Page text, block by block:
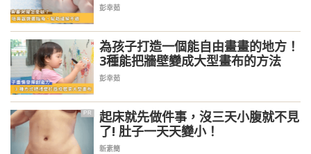
彭幸茹
為孩子打造一個能自由畫畫的地方！
3種能把牆壁變成大型畫布的方法
彭幸茹
PR
起床就先做件事，沒三天小腹就不見
了! 肚子一天天變小！
新素簡